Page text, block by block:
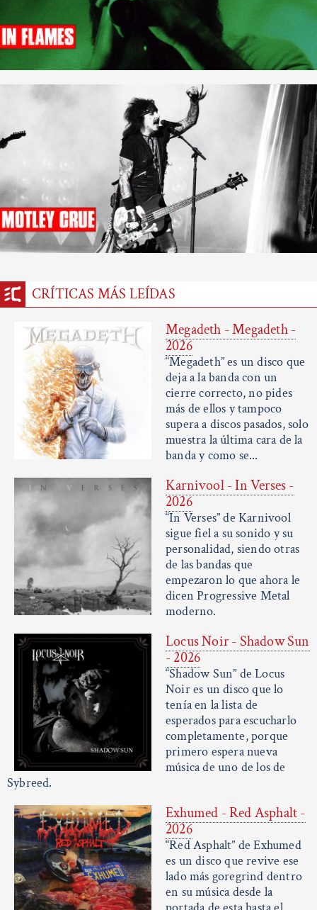
CRÍTICAS MÁS LEÍDAS
Megadeth - Megadeth -
2026
“Megadeth” es un disco que
deja a la banda con un
cierre correcto, no pides
más de ellos y tampoco
supera a discos pasados, solo
muestra la última cara de la
banda y como se...
Karnivool - In Verses -
2026
“In Verses” de Karnivool
sigue fiel a su sonido y su
personalidad, siendo otras
de las bandas que
empezaron lo que ahora le
dicen Progressive Metal
moderno.
Locus Noir - Shadow Sun
- 2026
“Shadow Sun” de Locus
Noir es un disco que lo
tenía en la lista de
esperados para escucharlo
completamente, porque
primero espera nueva
música de uno de los de
Sybreed.
Exhumed - Red Asphalt -
2026
“Red Asphalt” de Exhumed
es un disco que revive ese
lado más goregrind dentro
en su música desde la